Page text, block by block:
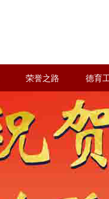
荣誉之路 德育